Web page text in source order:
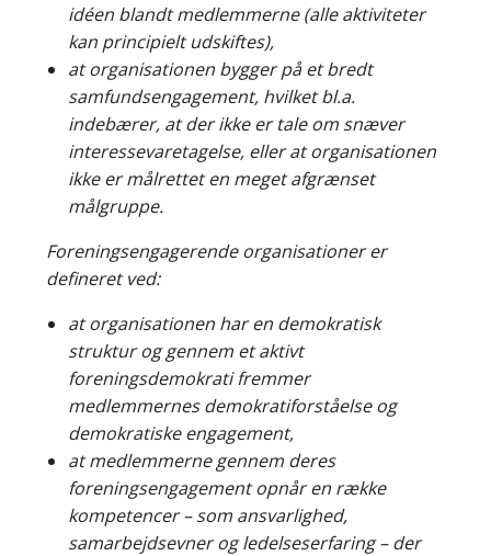
idéen blandt medlemmerne (alle aktiviteter
kan principielt udskiftes),
at organisationen bygger på et bredt
samfundsengagement, hvilket bl.a.
indebærer, at der ikke er tale om snæver
interessevaretagelse, eller at organisationen
ikke er målrettet en meget afgrænset
målgruppe.
Foreningsengagerende organisationer er
defineret ved:
at organisationen har en demokratisk
struktur og gennem et aktivt
foreningsdemokrati fremmer
medlemmernes demokratiforståelse og
demokratiske engagement,
at medlemmerne gennem deres
foreningsengagement opnår en række
kompetencer – som ansvarlighed,
samarbejdsevner og ledelseserfaring – der